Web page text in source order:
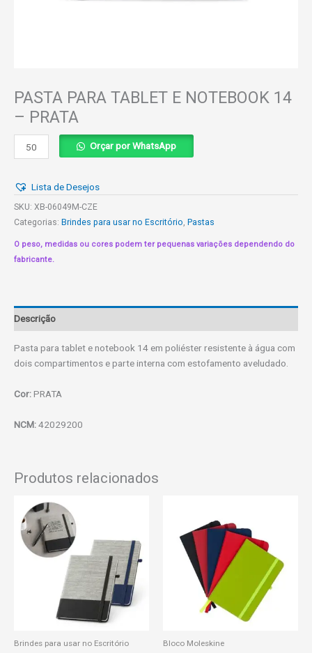
PASTA PARA TABLET E NOTEBOOK 14
– PRATA
PASTA
PARA
E
NOTEBOOK
14
PRATA
quantidade
Orçar por WhatsApp
Lista de Desejos
SKU: XB-06049M-CZE
Categorias: Brindes para usar no Escritório, Pastas
O peso, medidas ou cores podem ter pequenas variações dependendo do
fabricante.
Descrição
Pasta para tablet e notebook 14 em poliéster resistente à água com
dois compartimentos e parte interna com estofamento aveludado.
Cor:PRATA
NCM:42029200
Produtos relacionados
Brindes para usar no Escritório Bloco Moleskine